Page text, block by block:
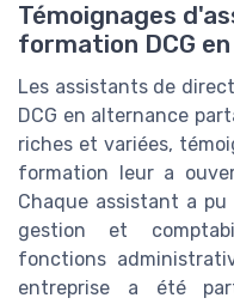
Témoignages
formation DCG
Les assistants de
DCG en alternance
riches et variées,
formation leur a
Chaque assistant a
gestion et
fonctions
entreprise a été